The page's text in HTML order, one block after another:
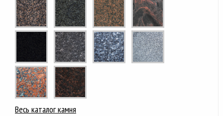
Весь каталог камня